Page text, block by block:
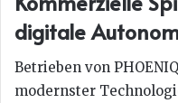
digitale
Betrieben von
modernster